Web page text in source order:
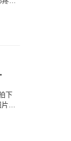
除的图片)
下
，